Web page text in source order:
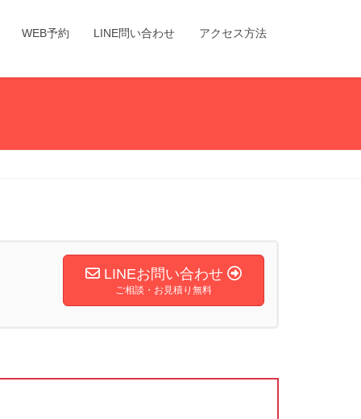
WEB予約 LINE問い合わせ アクセス方法
LINEお問い合わせ
ご相談・お見積り無料